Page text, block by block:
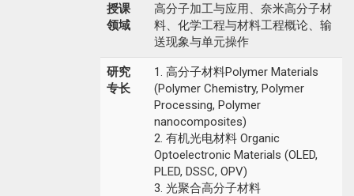
授课
领域
高分子加工与应用、奈米高分子材
料、化学工程与材料工程概论、输
送现象与单元操作
研究
专长
1. 高分子材料Polymer Materials
(Polymer Chemistry, Polymer
Processing, Polymer
nanocomposites)
2. 有机光电材料 Organic
Optoelectronic Materials (OLED,
PLED, DSSC, OPV)
3. 光聚合高分子材料